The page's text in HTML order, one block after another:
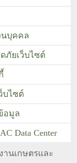
นเกษตรและ
นบุคคล
ภัยเว็บไซต์
บไซต์
อมูล
Data Center